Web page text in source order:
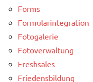
Forms
Formularintegration
Fotogalerie
Fotoverwaltung
Freshsales
Friedensbildung